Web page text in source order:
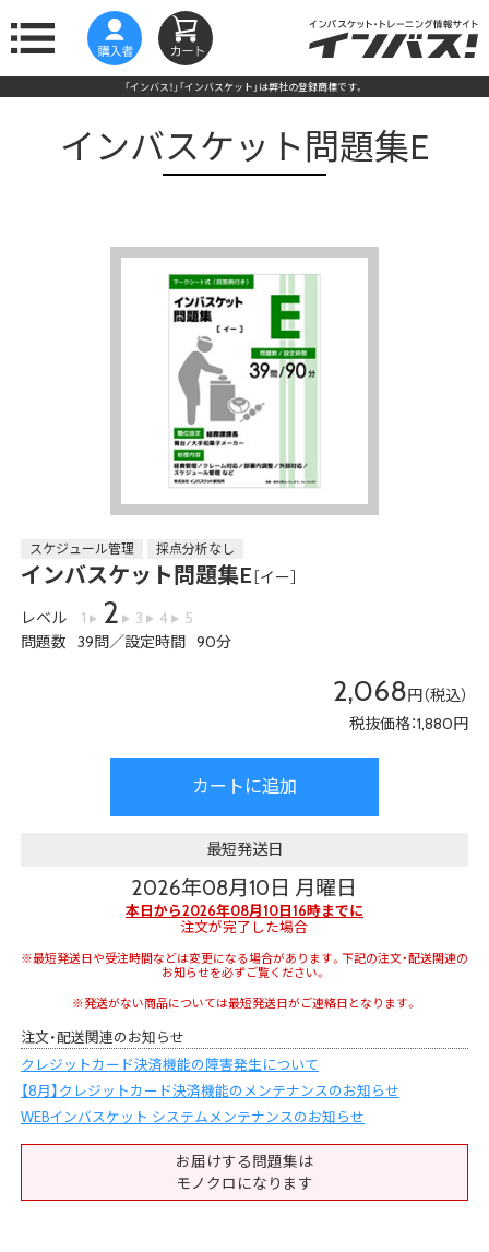
「インバス！」「インバスケット」は弊社の登録商標です。
インバスケット問題集E
スケジュール管理 採点分析なし
インバスケット問題集E ［イー］
レベル 1 2 3 4
5
問題数
39問／設定時間 90分
2,068円（税込）
税抜価格：1,880円
カートに追加
最短発送日
2026年08月10日 月曜日
本日から2026年08月10日16時までに
注文が完了した場合
※最短発送日や受注時間などは変更になる場合があります。下記の注文・配送関連の
お知らせを必ずご覧ください。
※発送がない商品については最短発送日がご連絡日となります。
注文・配送関連のお知らせ
クレジットカード決済機能の障害発生について
【8月】クレジットカード決済機能のメンテナンスのお知らせ
WEBインバスケット システムメンテナンスのお知らせ
お届けする問題集は
モノクロになります